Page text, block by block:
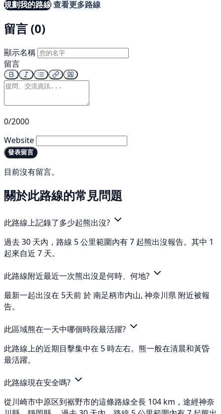
規劃我的路線查看更多路線
留言 (0)
顯示名稱
留言
0/2000
Website
發表留言
目前沒有留言。
關於此路線的常見問題
此路線上記錄了多少起熊出沒?
過去 30 天內，路線 5 公里範圍內有 7 起熊出沒報告。其中 1
起來自近 7 天。
此路線附近最近一次熊出沒是何時、何地?
最新一起出沒在 5天前 於 南足柄市内山, 神奈川県 附近被報
告。
此區域熊在一天中哪個時段最活躍?
此路線上的近期目擊集中在 5 時左右。熊一般在清晨和黃昏
最活躍。
此路線現在安全嗎?
從川崎市中原区到裾野市的這條路線全長 104 km，途經神奈